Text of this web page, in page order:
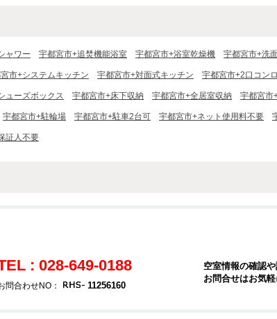
ャワー 宇都宮市+追焚機能浴室 宇都宮市+浴室乾燥機 宇都宮市+洗
市+システムキッチン 宇都宮市+対面式キッチン 宇都宮市+2口コン
ューズボックス 宇都宮市+床下収納 宇都宮市+全居室収納 宇都宮市
宇都宮市+駐輪場 宇都宮市+駐車2台可 宇都宮市+ネット使用料不要
証人不要
: 028-649-0188
問合わせNO： 11256160
空室情報の確認
お問合せはお気